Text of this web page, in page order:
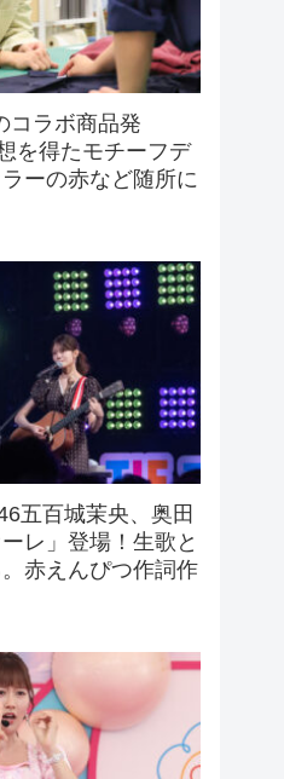
コラボ商品発
を得たモチーフデ
ーの赤など随所に
五百城茉央、奥田
レ」登場！生歌と
赤えんぴつ作詞作